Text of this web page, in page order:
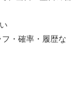
白い
フ・確率・履歴な